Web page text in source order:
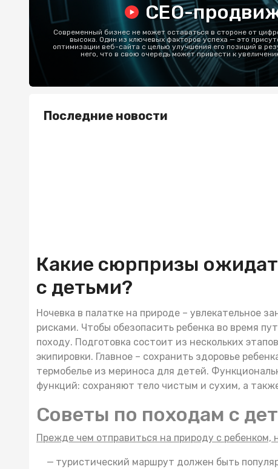
СЕО-
Современный бизнес не может оставаться в стороне от
высока. Один из ключевых факторов успеха — это
оптимизации веб-сайта с целью улучшения его позиций в
него, что в свою очередь может привести к
Последние новости
Какие сюрпризы
с детьми?
Ночевка в палатке на природе – увлекательное
рисками. Чтобы обезопасить ребенка во время
походу. Подготовка состоит из нескольких
экипировки. Главное – сохранить здоровье
термобелье из мериноса для детей.
функций: сохраняют тело чистым и сухим, а
Советы по походам с
Прежде чем отправиться на природу с
туристический маршрут должен быть